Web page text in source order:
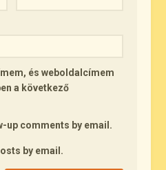
és weboldalcímem
a következő
up comments by email.
by email.